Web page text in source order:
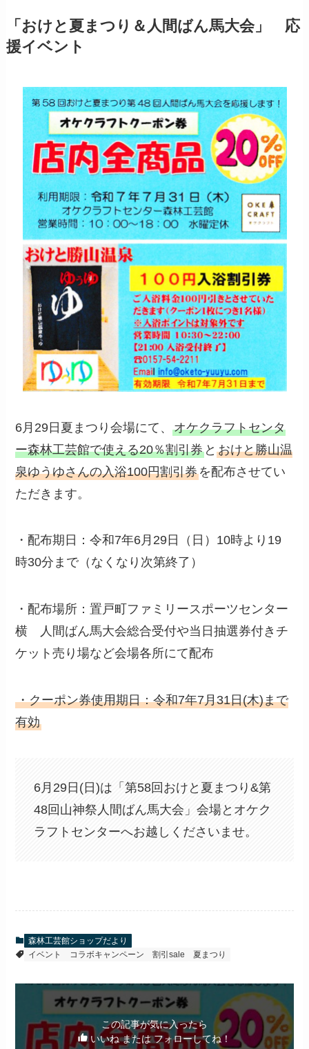
「おけと夏まつり＆人間ばん馬大会」 応
援イベント
6月29日夏まつり会場にて、オケクラフトセンタ
ー森林工芸館で使える20％割引券 とおけと勝山温
泉ゆうゆさんの入浴100円割引券を配布させてい
ただきます。
・配布期日：令和7年6月29日（日）10時より19
時30分まで（なくなり次第終了）
・配布場所：置戸町ファミリースポーツセンター
横 人間ばん馬大会総合受付や当日抽選券付きチ
ケット売り場など会場各所にて配布
・クーポン券使用期日：令和7年7月31日(木)まで
有効
6月29日(日)は「第58回おけと夏まつり&第
48回山神祭人間ばん馬大会」会場とオケク
ラフトセンターへお越しくださいませ。
森林工芸館ショップだより
イベント
コラボキャンペーン 割引sale 夏まつり
この記事が気に入ったら
いいね または フォローしてね！